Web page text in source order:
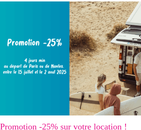
Promotion -25% sur votre location !